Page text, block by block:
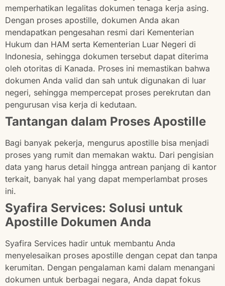
memperhatikan legalitas dokumen tenaga kerja asing.
Dengan proses apostille, dokumen Anda akan
mendapatkan pengesahan resmi dari Kementerian
Hukum dan HAM serta Kementerian Luar Negeri di
Indonesia, sehingga dokumen tersebut dapat diterima
oleh otoritas di Kanada. Proses ini memastikan bahwa
dokumen Anda valid dan sah untuk digunakan di luar
negeri, sehingga mempercepat proses perekrutan dan
pengurusan visa kerja di kedutaan.
Tantangan dalam Proses Apostille
Bagi banyak pekerja, mengurus apostille bisa menjadi
proses yang rumit dan memakan waktu. Dari pengisian
data yang harus detail hingga antrean panjang di kantor
terkait, banyak hal yang dapat memperlambat proses
ini.
Syafira Services: Solusi untuk
Apostille Dokumen Anda
Syafira Services hadir untuk membantu Anda
menyelesaikan proses apostille dengan cepat dan tanpa
kerumitan. Dengan pengalaman kami dalam menangani
dokumen untuk berbagai negara, Anda dapat fokus